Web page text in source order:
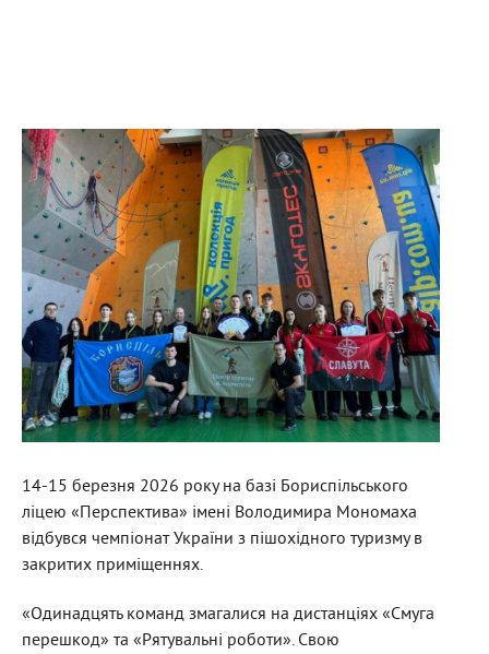
14-15 березня 2026 року на базі Бориспільського
ліцею «Перспектива» імені Володимира Мономаха
відбувся чемпіонат України з пішохідного туризму в
закритих приміщеннях.
«Одинадцять команд змагалися на дистанціях «Смуга
перешкод» та «Рятувальні роботи». Свою